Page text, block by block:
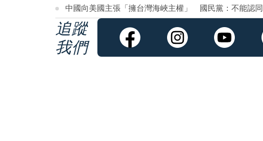
中國向美國主張「擁台灣海峽主權」 國民黨：不能認同
追蹤
我們